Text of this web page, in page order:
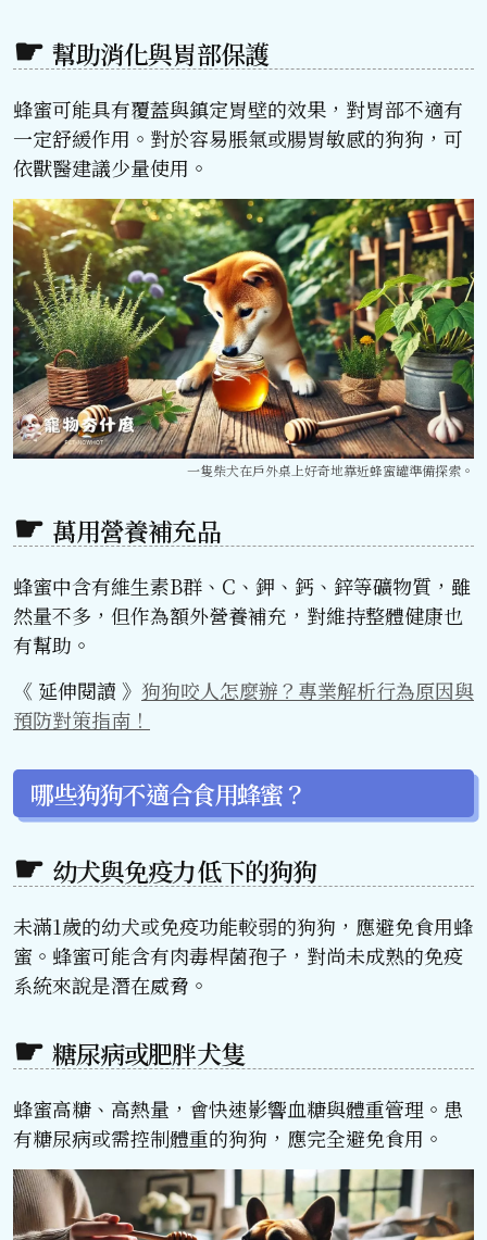
幫助消化與胃部保護
蜂蜜可能具有覆蓋與鎮定胃壁的效果，對胃部不適有
一定舒緩作用。對於容易脹氣或腸胃敏感的狗狗，可
依獸醫建議少量使用。
一隻柴犬在戶外桌上好奇地靠近蜂蜜罐準備探索。
萬用營養補充品
蜂蜜中含有維生素B群、C、鉀、鈣、鋅等礦物質，雖
然量不多，但作為額外營養補充，對維持整體健康也
有幫助。
《 延伸閱讀 》 狗狗咬人怎麼辦？專業解析行為原因與
預防對策指南！
哪些狗狗不適合食用蜂蜜？
幼犬與免疫力低下的狗狗
未滿1歲的幼犬或免疫功能較弱的狗狗，應避免食用蜂
蜜。蜂蜜可能含有肉毒桿菌孢子，對尚未成熟的免疫
系統來說是潛在威脅。
糖尿病或肥胖犬隻
蜂蜜高糖、高熱量，會快速影響血糖與體重管理。患
有糖尿病或需控制體重的狗狗，應完全避免食用。